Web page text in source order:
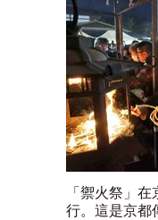
「禦火祭」
行。這是京都